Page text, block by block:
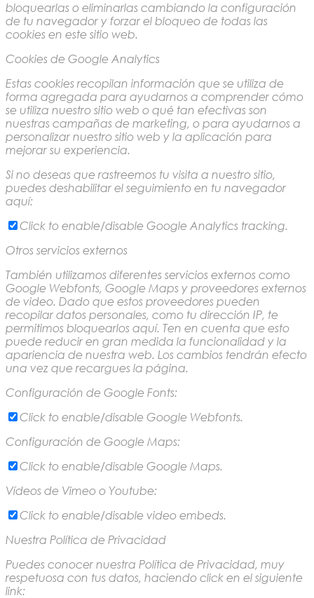
bloquearlas o eliminarlas cambiando la configuración
de tu navegador y forzar el bloqueo de todas las
cookies en este sitio web.
Cookies de Google Analytics
Estas cookies recopilan información que se utiliza de
forma agregada para ayudarnos a comprender cómo
se utiliza nuestro sitio web o qué tan efectivas son
nuestras campañas de marketing, o para ayudarnos a
personalizar nuestro sitio web y la aplicación para
mejorar su experiencia.
Si no deseas que rastreemos tu visita a nuestro sitio,
puedes deshabilitar el seguimiento en tu navegador
aquí:
Click to enable/disable Google Analytics tracking.
Otros servicios externos
También utilizamos diferentes servicios externos como
Google Webfonts, Google Maps y proveedores externos
de video. Dado que estos proveedores pueden
recopilar datos personales, como tu dirección IP, te
permitimos bloquearlos aquí. Ten en cuenta que esto
puede reducir en gran medida la funcionalidad y la
apariencia de nuestra web. Los cambios tendrán efecto
una vez que recargues la página.
Configuración de Google Fonts:
Click to enable/disable Google Webfonts.
Configuración de Google Maps:
Click to enable/disable Google Maps.
Vídeos de Vimeo o Youtube:
Click to enable/disable video embeds.
Nuestra Política de Privacidad
Puedes conocer nuestra Política de Privacidad, muy
respetuosa con tus datos, haciendo click en el siguiente
link: